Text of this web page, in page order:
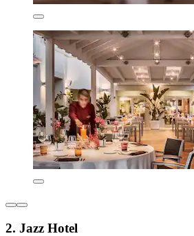
2. Jazz Hotel